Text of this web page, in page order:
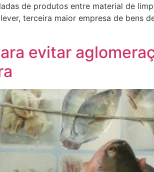
de produtos entre material de
terceira maior empresa de bens
evitar